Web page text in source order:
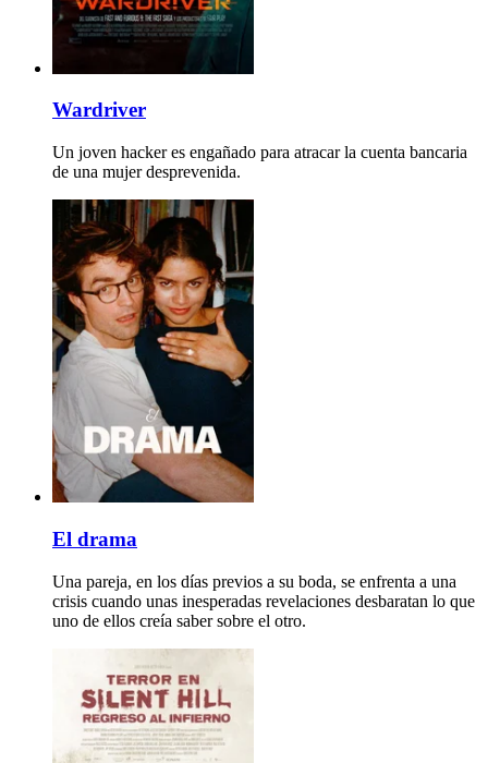
Wardriver
Un joven hacker es engañado para atracar la cuenta bancaria
de una mujer desprevenida.
El drama
Una pareja, en los días previos a su boda, se enfrenta a una
crisis cuando unas inesperadas revelaciones desbaratan lo que
uno de ellos creía saber sobre el otro.